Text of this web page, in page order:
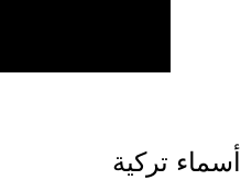
أسماء تركية